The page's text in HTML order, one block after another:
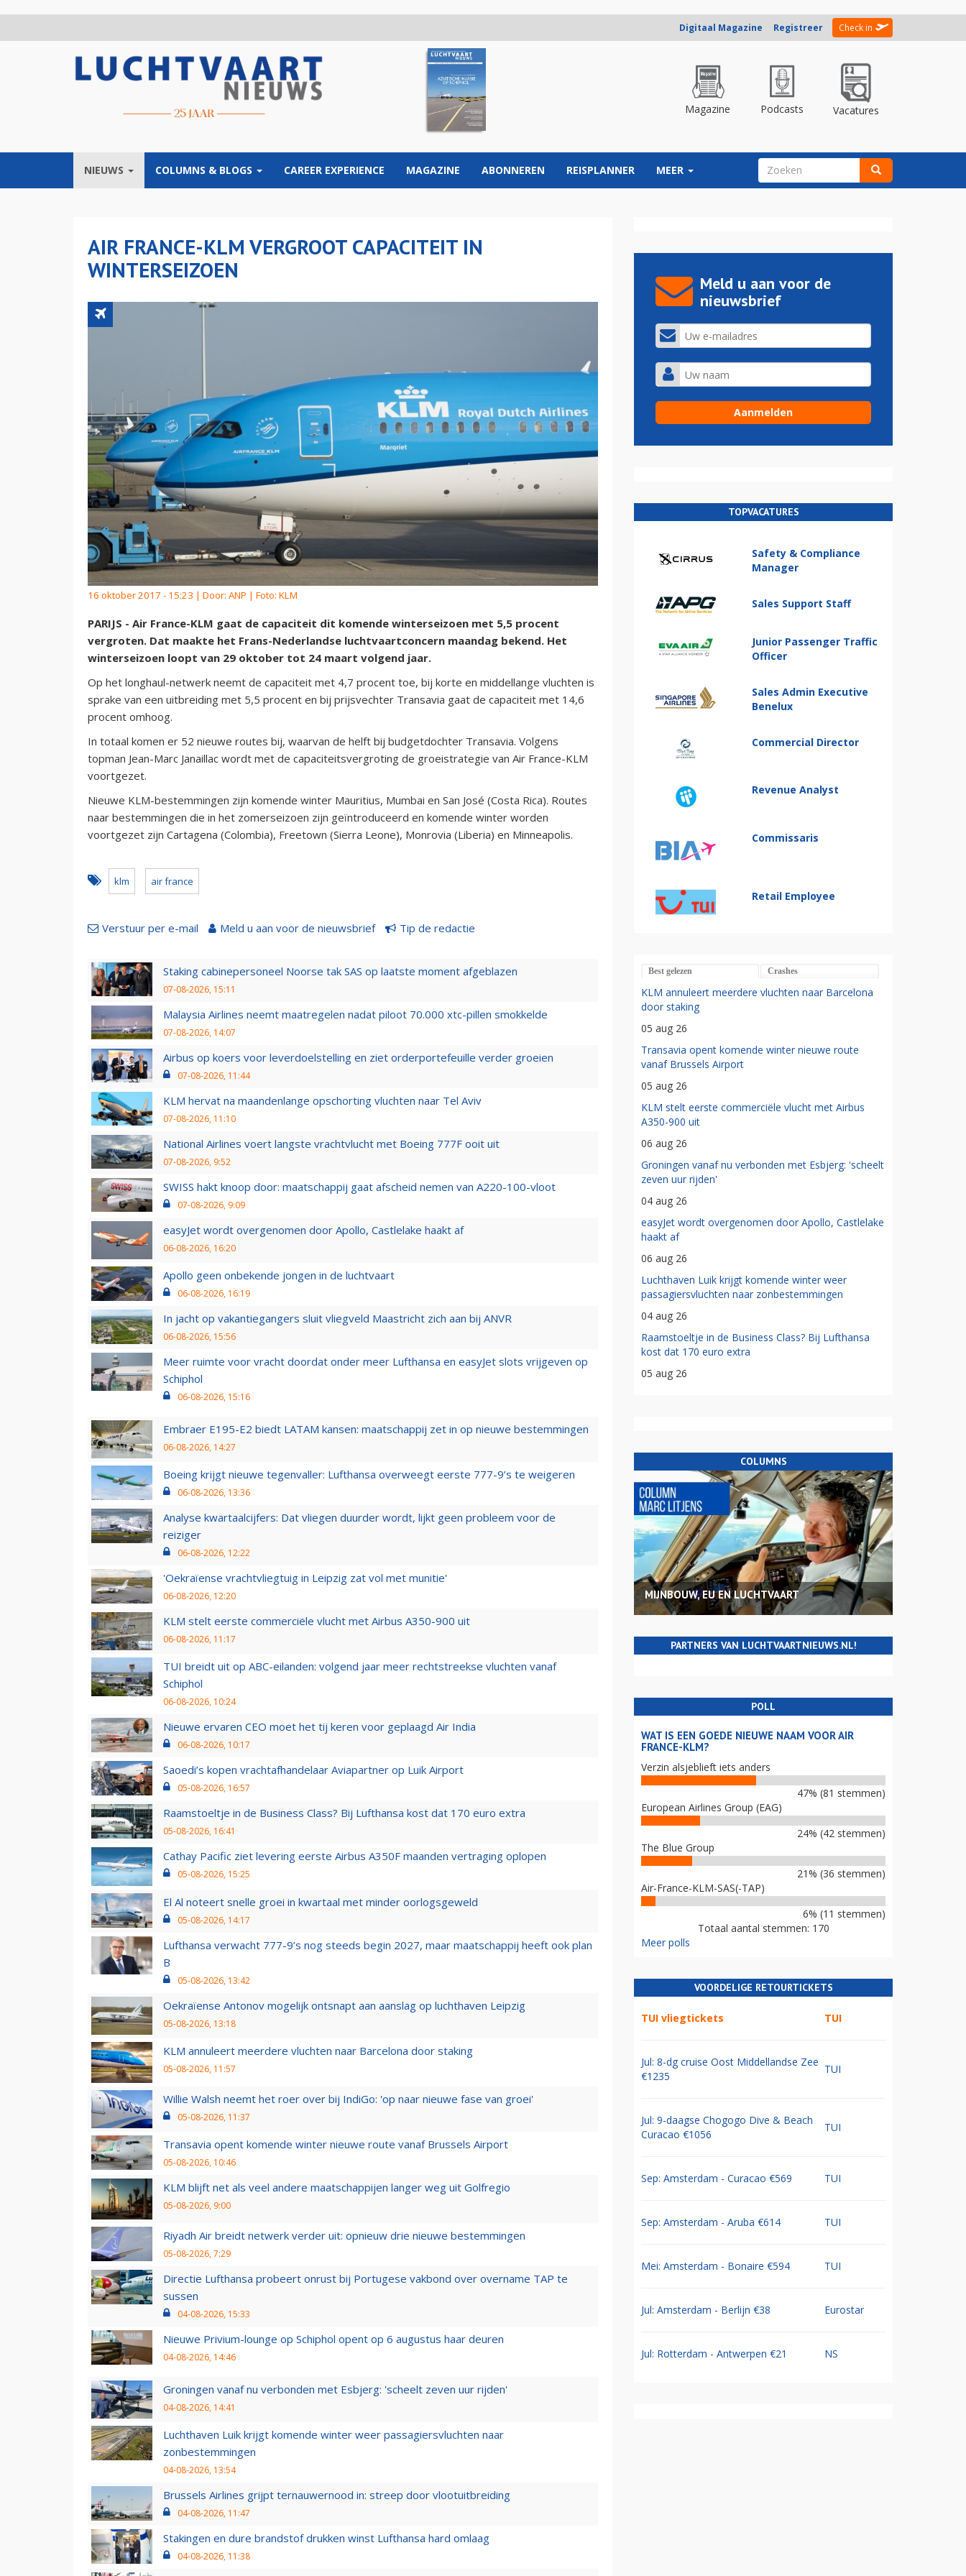
Digitaal Magazine Registreer Check in
Magazine Podcasts Vacatures
NIEUWS COLUMNS & BLOGS CAREER EXPERIENCE MAGAZINE ABONNEREN REISPLANNER MEER ZOEKVELD
AIR FRANCE-KLM VERGROOT CAPACITEIT IN
WINTERSEIZOEN
16 oktober 2017 - 15:23 | Door: ANP | Foto: KLM
PARIJS - Air France-KLM gaat de capaciteit dit komende winterseizoen met 5,5 procent
vergroten. Dat maakte het Frans-Nederlandse luchtvaartconcern maandag bekend. Het
winterseizoen loopt van 29 oktober tot 24 maart volgend jaar.
Op het longhaul-netwerk neemt de capaciteit met 4,7 procent toe, bij korte en middellange vluchten is
sprake van een uitbreiding met 5,5 procent en bij prijsvechter Transavia gaat de capaciteit met 14,6
procent omhoog.
In totaal komen er 52 nieuwe routes bij, waarvan de helft bij budgetdochter Transavia. Volgens
topman Jean-Marc Janaillac wordt met de capaciteitsvergroting de groeistrategie van Air France-KLM
voortgezet.
Nieuwe KLM-bestemmingen zijn komende winter Mauritius, Mumbai en San José (Costa Rica). Routes
naar bestemmingen die in het zomerseizoen zijn geïntroduceerd en komende winter worden
voortgezet zijn Cartagena (Colombia), Freetown (Sierra Leone), Monrovia (Liberia) en Minneapolis.
klm air france
Verstuur per e-mail Meld u aan voor de nieuwsbrief Tip de redactie
Staking cabinepersoneel Noorse tak SAS op laatste moment afgeblazen
07-08-2026, 15:11
Malaysia Airlines neemt maatregelen nadat piloot 70.000 xtc-pillen smokkelde
07-08-2026, 14:07
Airbus op koers voor leverdoelstelling en ziet orderportefeuille verder groeien
07-08-2026, 11:44
KLM hervat na maandenlange opschorting vluchten naar Tel Aviv
07-08-2026, 11:10
National Airlines voert langste vrachtvlucht met Boeing 777F ooit uit
07-08-2026, 9:52
SWISS hakt knoop door: maatschappij gaat afscheid nemen van A220-100-vloot
07-08-2026, 9:09
easyJet wordt overgenomen door Apollo, Castlelake haakt af
06-08-2026, 16:20
Apollo geen onbekende jongen in de luchtvaart
06-08-2026, 16:19
In jacht op vakantiegangers sluit vliegveld Maastricht zich aan bij ANVR
06-08-2026, 15:56
Meer ruimte voor vracht doordat onder meer Lufthansa en easyJet slots vrijgeven op
Schiphol
06-08-2026, 15:16
Embraer E195-E2 biedt LATAM kansen: maatschappij zet in op nieuwe bestemmingen
06-08-2026, 14:27
Boeing krijgt nieuwe tegenvaller: Lufthansa overweegt eerste 777-9’s te weigeren
06-08-2026, 13:36
Analyse kwartaalcijfers: Dat vliegen duurder wordt, lijkt geen probleem voor de
reiziger
06-08-2026, 12:22
'Oekraïense vrachtvliegtuig in Leipzig zat vol met munitie'
06-08-2026, 12:20
KLM stelt eerste commerciële vlucht met Airbus A350-900 uit
06-08-2026, 11:17
TUI breidt uit op ABC-eilanden: volgend jaar meer rechtstreekse vluchten vanaf
Schiphol
06-08-2026, 10:24
Nieuwe ervaren CEO moet het tij keren voor geplaagd Air India
06-08-2026, 10:17
Saoedi’s kopen vrachtafhandelaar Aviapartner op Luik Airport
05-08-2026, 16:57
Raamstoeltje in de Business Class? Bij Lufthansa kost dat 170 euro extra
05-08-2026, 16:41
Cathay Pacific ziet levering eerste Airbus A350F maanden vertraging oplopen
05-08-2026, 15:25
El Al noteert snelle groei in kwartaal met minder oorlogsgeweld
05-08-2026, 14:17
Lufthansa verwacht 777-9’s nog steeds begin 2027, maar maatschappij heeft ook plan
B
05-08-2026, 13:42
Oekraïense Antonov mogelijk ontsnapt aan aanslag op luchthaven Leipzig
05-08-2026, 13:18
KLM annuleert meerdere vluchten naar Barcelona door staking
05-08-2026, 11:57
Willie Walsh neemt het roer over bij IndiGo: 'op naar nieuwe fase van groei'
05-08-2026, 11:37
Transavia opent komende winter nieuwe route vanaf Brussels Airport
05-08-2026, 10:46
KLM blijft net als veel andere maatschappijen langer weg uit Golfregio
05-08-2026, 9:00
Riyadh Air breidt netwerk verder uit: opnieuw drie nieuwe bestemmingen
05-08-2026, 7:29
Directie Lufthansa probeert onrust bij Portugese vakbond over overname TAP te
sussen
04-08-2026, 15:33
Nieuwe Privium-lounge op Schiphol opent op 6 augustus haar deuren
04-08-2026, 14:46
Groningen vanaf nu verbonden met Esbjerg: 'scheelt zeven uur rijden'
04-08-2026, 14:41
Luchthaven Luik krijgt komende winter weer passagiersvluchten naar
zonbestemmingen
04-08-2026, 13:54
Brussels Airlines grijpt ternauwernood in: streep door vlootuitbreiding
04-08-2026, 11:47
Stakingen en dure brandstof drukken winst Lufthansa hard omlaag
04-08-2026, 11:38
Meld u aan voor de
nieuwsbrief
TOPVACATURES
Safety & Compliance
Manager
Sales Support Staff
Junior Passenger Traffic
Officer
Sales Admin Executive
Benelux
Commercial Director
Revenue Analyst
Commissaris
Retail Employee
Best gelezen Crashes
KLM annuleert meerdere vluchten naar Barcelona
door staking
05 aug 26
Transavia opent komende winter nieuwe route
vanaf Brussels Airport
05 aug 26
KLM stelt eerste commerciële vlucht met Airbus
A350-900 uit
06 aug 26
Groningen vanaf nu verbonden met Esbjerg: 'scheelt
zeven uur rijden'
04 aug 26
easyJet wordt overgenomen door Apollo, Castlelake
haakt af
06 aug 26
Luchthaven Luik krijgt komende winter weer
passagiersvluchten naar zonbestemmingen
04 aug 26
Raamstoeltje in de Business Class? Bij Lufthansa
kost dat 170 euro extra
05 aug 26
COLUMNS
MIJNBOUW, EU EN LUCHTVAART
PARTNERS VAN LUCHTVAARTNIEUWS.NL!
POLL
WAT IS EEN GOEDE NIEUWE NAAM VOOR AIR
FRANCE-KLM?
Verzin alsjeblieft iets anders
47% (81 stemmen)
European Airlines Group (EAG)
24% (42 stemmen)
The Blue Group
21% (36 stemmen)
Air-France-KLM-SAS(-TAP)
6% (11 stemmen)
Totaal aantal stemmen: 170
Meer polls
VOORDELIGE RETOURTICKETS
TUI vliegtickets TUI
Jul: 8-dg cruise Oost Middellandse Zee
€1235
TUI
Jul: 9-daagse Chogogo Dive & Beach
Curacao €1056
TUI
Sep: Amsterdam - Curacao €569 TUI
Sep: Amsterdam - Aruba €614 TUI
Mei: Amsterdam - Bonaire €594 TUI
Jul: Amsterdam - Berlijn €38 Eurostar
Jul: Rotterdam - Antwerpen €21 NS